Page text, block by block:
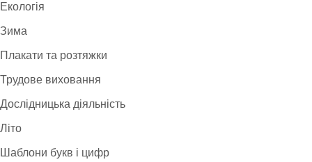
Екологія
Зима
Плакати та розтяжки
Трудове виховання
Дослідницька діяльність
Літо
Шаблони букв і цифр